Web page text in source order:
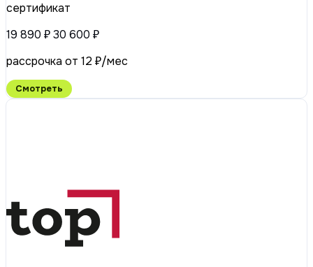
сертификат
19 890 ₽30 600 ₽
рассрочка от 12 ₽/мес
Смотреть